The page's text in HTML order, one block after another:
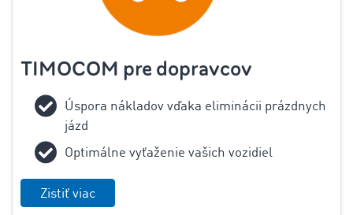
TIMOCOM pre dopravcov
‌Úspora nákladov vďaka eliminácii prázdnych
jázd
Optimálne vyťaženie vašich vozidiel
Zistiť viac